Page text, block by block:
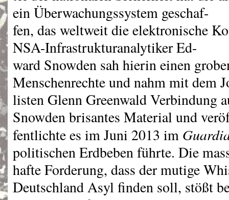
ein Überwachungssystem geschaf-
fen, das weltweit die elektronische
NSA-Infrastrukturanalytiker Ed-
ward Snowden sah hierin einen
Menschenrechte und nahm mit dem
listen Glenn Greenwald Verbindung
Snowden brisantes Material und
fentlichte es im Juni 2013 im
politischen Erdbeben führte. Die
hafte Forderung, dass der mutige
Deutschland Asyl finden soll, stößt